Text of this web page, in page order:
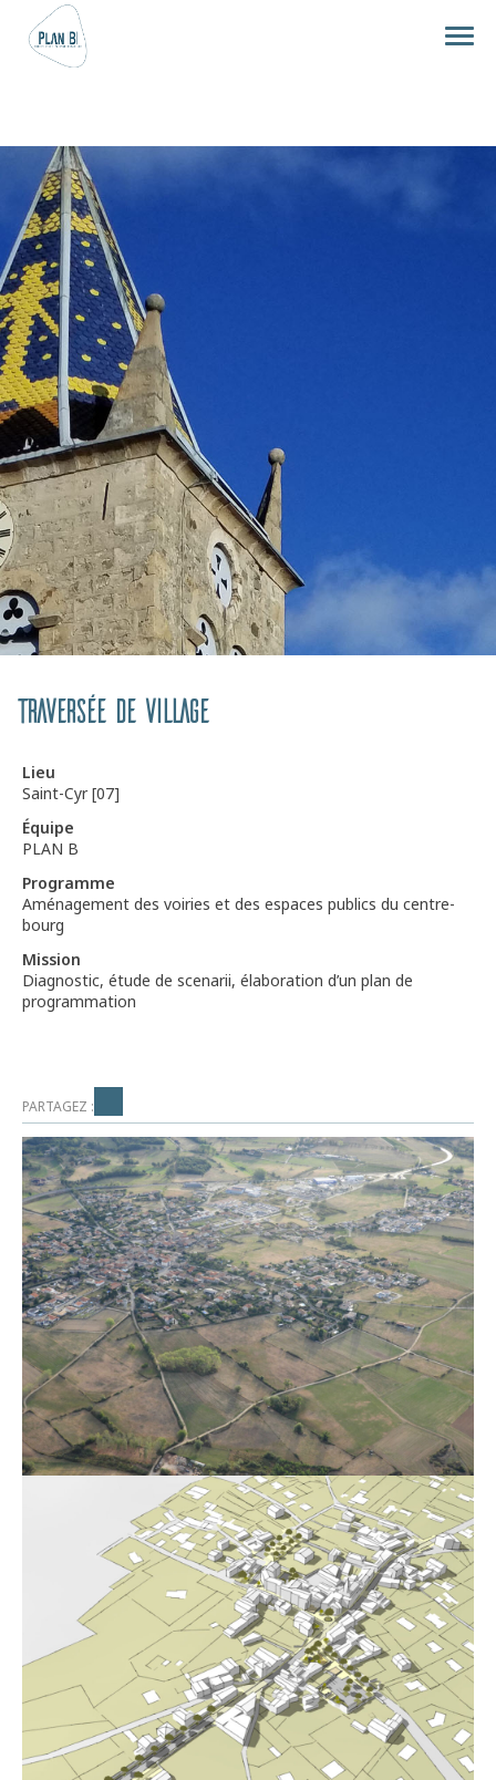
Traversée de village
Lieu
Saint-Cyr [07]
Équipe
PLAN B
Programme
Aménagement des voiries et des espaces publics du centre-
bourg
Mission
Diagnostic, étude de scenarii, élaboration d’un plan de
programmation
PARTAGEZ :